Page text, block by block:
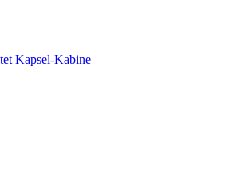
Kapsel-Kabine